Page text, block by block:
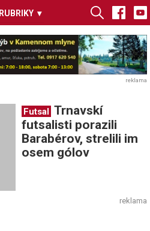
RUBRIKY ▾
reklama
Futsal Trnavskí
futsalisti porazili
Barabérov, strelili im
osem gólov
reklama